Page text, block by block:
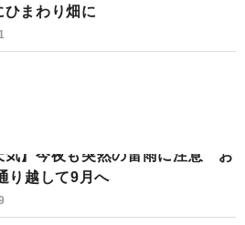
ひまわり畑に
気】今夜も突然の雷雨に注意 お
り越して9月へ